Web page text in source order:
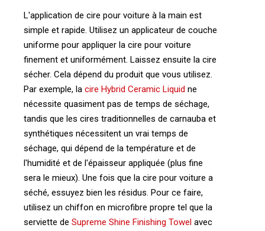
L'application de cire pour voiture à la main est
simple et rapide. Utilisez un applicateur de couche
uniforme pour appliquer la cire pour voiture
finement et uniformément. Laissez ensuite la cire
sécher. Cela dépend du produit que vous utilisez.
Par exemple, la cire Hybrid Ceramic Liquid ne
nécessite quasiment pas de temps de séchage,
tandis que les cires traditionnelles de carnauba et
synthétiques nécessitent un vrai temps de
séchage, qui dépend de la température et de
l'humidité et de l'épaisseur appliquée (plus fine
sera le mieux). Une fois que la cire pour voiture a
séché, essuyez bien les résidus. Pour ce faire,
utilisez un chiffon en microfibre propre tel que la
serviette de Supreme Shine Finishing Towel avec